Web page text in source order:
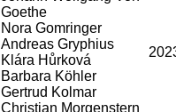
Goethe
Nora Gomringer
Andreas Gryphius
Klára Hůrková
Barbara Köhler
Gertrud Kolmar
Christian Morgenstern